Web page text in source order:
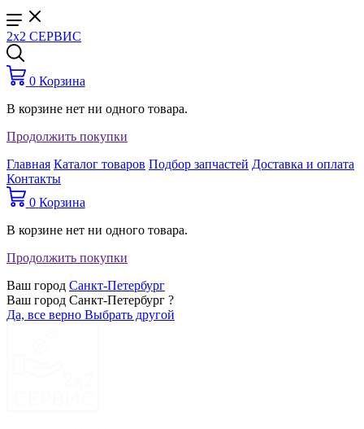
2x2 СЕРВИС
0 Корзина
В корзине нет ни одного товара.
Продолжить покупки
Главная Каталог товаров Подбор запчастей Доставка и оплата
Контакты
0 Корзина
В корзине нет ни одного товара.
Продолжить покупки
Ваш город Санкт-Петербург
Ваш город Санкт-Петербург ?
Да, все верно Выбрать другой